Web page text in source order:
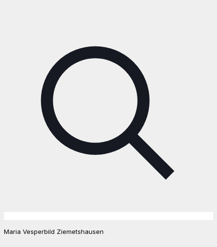
Maria Vesperbild Ziemetshausen